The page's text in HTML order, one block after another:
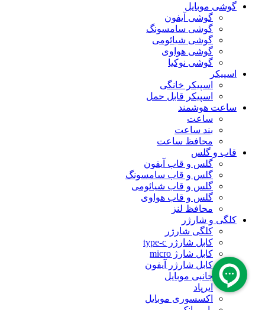
گوشی موبایل
گوشی آیفون
گوشی سامسونگ
گوشی شیائومی
گوشی هواوی
گوشی نوکیا
اسپیکر
اسپیکر خانگی
اسپیکر قابل حمل
ساعت هوشمند
ساعت
بند ساعت
محافظ ساعت
قاب و گلس
گلس و قاب آیفون
گلس و قاب سامسونگ
گلس و قاب شیائومی
گلس و قاب هواوی
محافظ لنز
کلگی و شارژر
کلگی شارژر
کابل شارژر type-c
کابل شارژ micro
کابل شارژر آیفون
لوازم جانبی موبایل
ایرپاد
اکسسوری موبایل